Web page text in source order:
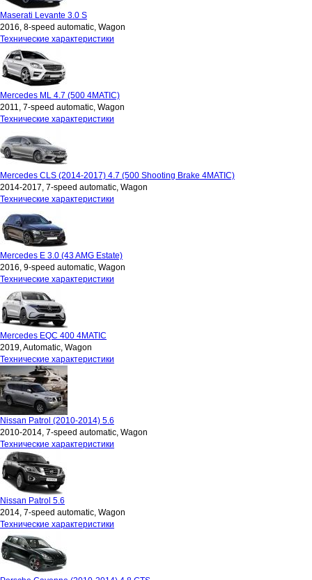
Maserati Levante 3.0 S
2016, 8-speed automatic, Wagon
Технические характеристики
Mercedes ML 4.7 (500 4MATIC)
2011, 7-speed automatic, Wagon
Технические характеристики
Mercedes CLS (2014-2017) 4.7 (500 Shooting Brake 4MATIC)
2014-2017, 7-speed automatic, Wagon
Технические характеристики
Mercedes E 3.0 (43 AMG Estate)
2016, 9-speed automatic, Wagon
Технические характеристики
Mercedes EQC 400 4MATIC
2019, Automatic, Wagon
Технические характеристики
Nissan Patrol (2010-2014) 5.6
2010-2014, 7-speed automatic, Wagon
Технические характеристики
Nissan Patrol 5.6
2014, 7-speed automatic, Wagon
Технические характеристики